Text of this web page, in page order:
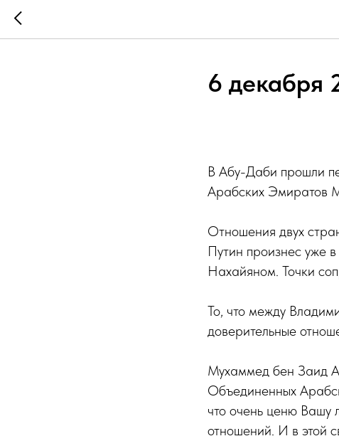
6 декабря
В Абу-Даби прошли
Арабских Эмиратов
Отношения двух
Путин произнес уже
Нахайяном. Точки
То, что между
доверительные
Мухаммед бен Заид
Объединенных
что очень ценю Вашу
отношений. И в этой